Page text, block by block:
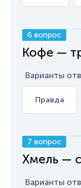
6 вопрос
Кофе —
Варианты
Правда
7 вопрос
Хмель —
Варианты